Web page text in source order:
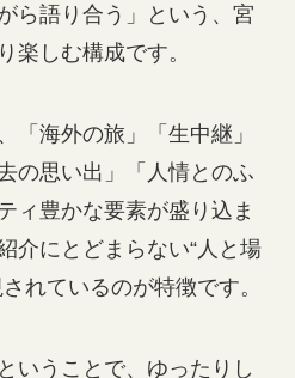
ら語り合う」という、宮
楽しむ構成です。
「海外の旅」「生中継」
の思い出」「人情とのふ
ィ豊かな要素が盛り込ま
介にとどまらない“人と場
れているのが特徴です。
いうことで、ゆったりし